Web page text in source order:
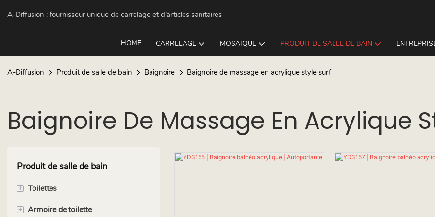
A-Diffusion : fournisseur unique de carrelage et d'articles sanitaires
HOME CARRELAGE MOSAÏQUE PRODUIT DE SALLE DE BAIN
A-Diffusion Produit de salle de bain Baignoire Baignoire de massage en acrylique style surf
Baignoire De Massage En Acrylique
Produit de salle de bain
+ Toilettes
Toilettes suspendues
+ Armoire de toilette